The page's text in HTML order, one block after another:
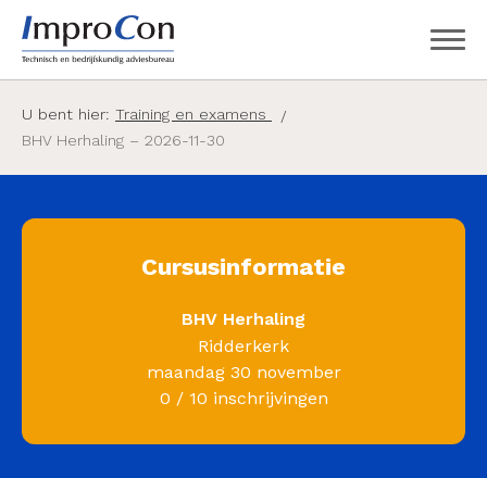
U bent hier: Training en examens
BHV Herhaling – 2026-11-30
Cursusinformatie
BHV Herhaling
Ridderkerk
maandag 30 november
0 / 10 inschrijvingen